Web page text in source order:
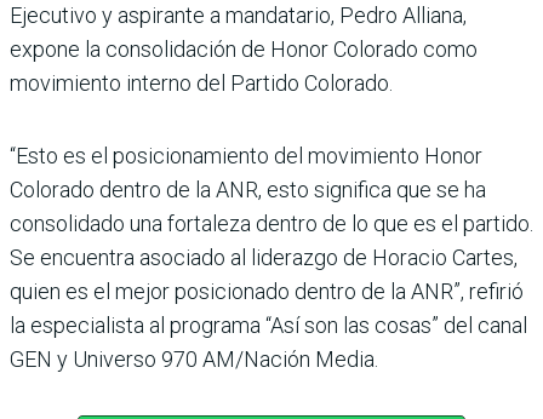
Ejecutivo y aspirante a mandatario, Pedro Alliana,
expone la consolidación de Honor Colorado como
movi­miento interno del Partido Colorado.
“Esto es el posi­cionamiento del movimiento Honor
Colorado dentro de la ANR, esto significa que se ha
consolidado una fortaleza dentro de lo que es el partido.
Se encuentra asociado al lide­razgo de Horacio Cartes,
quien es el mejor posicionado dentro de la ANR”, refirió
la especia­lista al programa “Así son las cosas” del canal
GEN y Uni­verso 970 AM/Nación Media.